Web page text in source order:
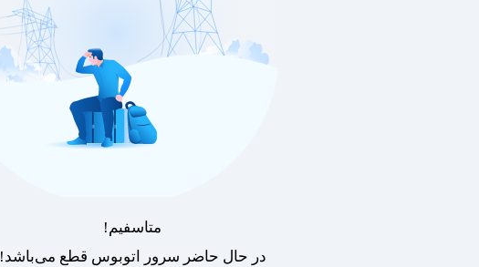
متاسفیم!
در حال حاضر سرور اتوبوس قطع می‌باشد!